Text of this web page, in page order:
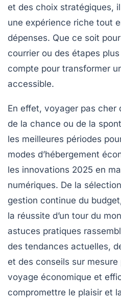
et des choix stratégiques,
une expérience riche tout
dépenses. Que ce soit
courrier ou des étapes
compte pour transformer
accessible.
En effet, voyager pas cher
de la chance ou de la
les meilleures périodes
modes d’hébergement
les innovations 2025 en
numériques. De la
gestion continue du
la réussite d’un tour du
astuces pratiques
des tendances actuelles,
et des conseils sur
voyage économique et
compromettre le plaisir et